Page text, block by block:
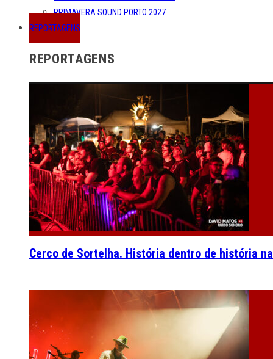
PRIMAVERA SOUND PORTO 2027
REPORTAGENS
REPORTAGENS
Cerco de Sortelha. História dentro de história